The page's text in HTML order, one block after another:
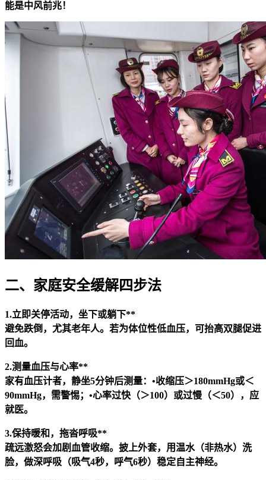
能是中风前兆！
二、家庭安全缓解四步法
1.立即关停活动，坐下或躺下**
避免跌倒，尤其老年人。若为体位性低血压，可抬高双腿促进
回血。
2.测量血压与心率**
家有血压计者，静坐5分钟后测量：•收缩压＞180mmHg或＜
90mmHg，需警惕；•心率过快（＞100）或过慢（＜50），应
就医。
3.保持暖和，拖沓呼吸**
疏远激怒会加剧血管收缩。披上外套，用温水（非热水）洗
脸，做深呼吸（吸气4秒，呼气6秒）稳定自主神经。